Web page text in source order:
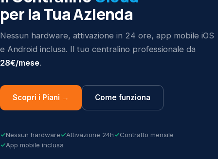
per la Tua Azienda
Nessun hardware, attivazione in 24 ore, app mobile iOS
e Android inclusa. Il tuo centralino professionale da
28€/mese.
Scopri i Piani → Come funziona
Nessun hardware Attivazione 24h
Contratto mensile
App mobile inclusa